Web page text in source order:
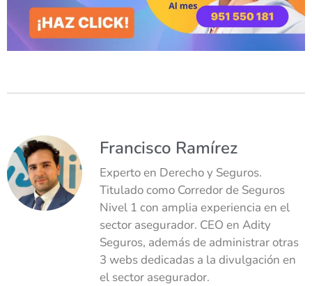
Francisco Ramírez
Experto en Derecho y Seguros.
Titulado como Corredor de Seguros
Nivel 1 con amplia experiencia en el
sector asegurador. CEO en Adity
Seguros, además de administrar otras
3 webs dedicadas a la divulgación en
el sector asegurador.